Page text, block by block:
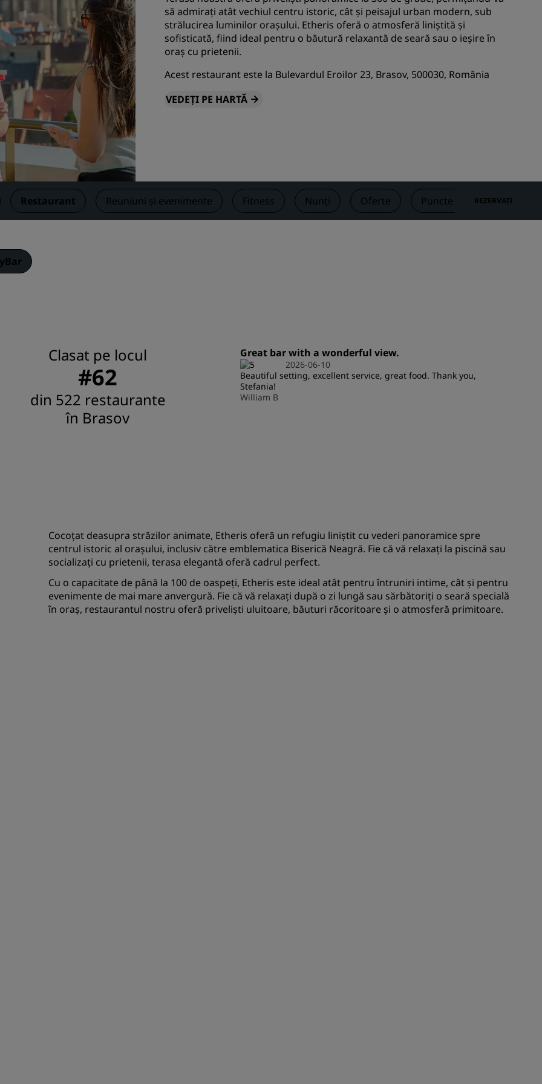
întâlniri
Solicitați o ofertă
Destinații de eveniment
activitate
Căutați un restaurant
Locații pentru nuntă
Sejururi sustenabile
Călător de afaceri
Beneficii
Cum să folosiți punctele
Cum să câștigați puncte
să admirați atât vechiul centru istoric, cât și peisajul urban modern, sub
strălucirea luminilor orașului. Etheris oferă o atmosferă liniștită și
sofisticată, fiind ideal pentru o băutură relaxantă de seară sau o ieșire în
oraș cu prietenii.
Acest restaurant este la Bulevardul Eroilor 23, Brasov, 500030, România
VEDEȚI PE HARTĂ
Restaurant Reuniuni și evenimente Fitness Nunți Oferte Puncte de atracție din
REZERVAȚI
Clasat pe locul
#62
din 522 restaurante
în Brasov
Great bar with a wonderful view.
2026-06-10
Beautiful setting, excellent service, great food. Thank you,
Stefania!
William B
Cocoțat deasupra străzilor animate, Etheris oferă un refugiu liniștit cu vederi panoramice spre
centrul istoric al orașului, inclusiv către emblematica Biserică Neagră. Fie că vă relaxați la piscină sau
socializați cu prietenii, terasa elegantă oferă cadrul perfect.
Cu o capacitate de până la 100 de oaspeți, Etheris este ideal atât pentru întruniri intime, cât și pentru
evenimente de mai mare anvergură. Fie că vă relaxați după o zi lungă sau sărbătoriți o seară specială
în oraș, restaurantul nostru oferă priveliști uluitoare, băuturi răcoritoare și o atmosferă primitoare.